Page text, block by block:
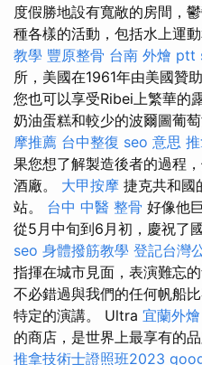
度假勝地設有寬敞的房間，
種各樣的活動，包括水上運
教學 豐原整骨 台南 外燴 ptt
所，美國在1961年由美國贊
您也可以享受Ribei上繁華的
奶油蛋糕和較少的波爾圖葡萄
摩推薦 台中整復 seo 意思
果您想了解製造後者的過程
酒廠。 大甲按摩 捷克共和國
站。 台中 中醫 整骨 好像他
從5月中旬到6月初，慶祝了
seo 身體撥筋教學 登記台灣
指揮在城市見面，表演難忘的
不必錯過與我們的任何帆船
特定的演講。 Ultra 宜蘭外燴
的商店，是世界上最享有的品
推拿技術士證照班2023